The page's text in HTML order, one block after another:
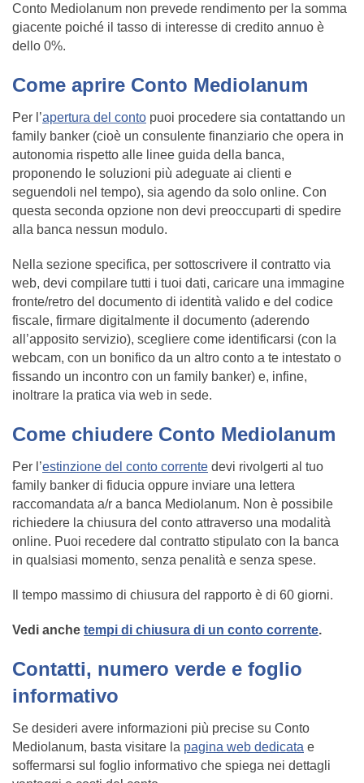
Conto Mediolanum non prevede rendimento per la somma
giacente poiché il tasso di interesse di credito annuo è
dello 0%.
Come aprire Conto Mediolanum
Per l’apertura del conto puoi procedere sia contattando un
family banker (cioè un consulente finanziario che opera in
autonomia rispetto alle linee guida della banca,
proponendo le soluzioni più adeguate ai clienti e
seguendoli nel tempo), sia agendo da solo online. Con
questa seconda opzione non devi preoccuparti di spedire
alla banca nessun modulo.
Nella sezione specifica, per sottoscrivere il contratto via
web, devi compilare tutti i tuoi dati, caricare una immagine
fronte/retro del documento di identità valido e del codice
fiscale, firmare digitalmente il documento (aderendo
all’apposito servizio), scegliere come identificarsi (con la
webcam, con un bonifico da un altro conto a te intestato o
fissando un incontro con un family banker) e, infine,
inoltrare la pratica via web in sede.
Come chiudere Conto Mediolanum
Per l’estinzione del conto corrente devi rivolgerti al tuo
family banker di fiducia oppure inviare una lettera
raccomandata a/r a banca Mediolanum. Non è possibile
richiedere la chiusura del conto attraverso una modalità
online. Puoi recedere dal contratto stipulato con la banca
in qualsiasi momento, senza penalità e senza spese.
Il tempo massimo di chiusura del rapporto è di 60 giorni.
Vedi anche tempi di chiusura di un conto corrente.
Contatti, numero verde e foglio
informativo
Se desideri avere informazioni più precise su Conto
Mediolanum, basta visitare la pagina web dedicata e
soffermarsi sul foglio informativo che spiega nei dettagli